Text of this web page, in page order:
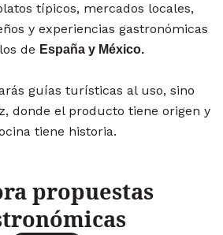
típicos, mercados locales,
y experiencias gastronómicas
de España y México.
guías turísticas al uso, sino
donde el producto tiene origen y
tiene historia.
propuestas